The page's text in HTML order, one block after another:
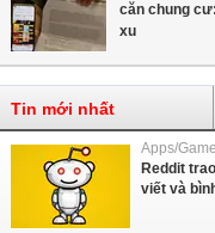
căn chung
xu
Tin mới nhất
Apps/
Reddit
viết và